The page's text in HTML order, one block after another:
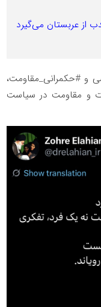
از عربستان می‌گیرد
و #حکمرانی_مقاومت،
و مقاومت در سیاست